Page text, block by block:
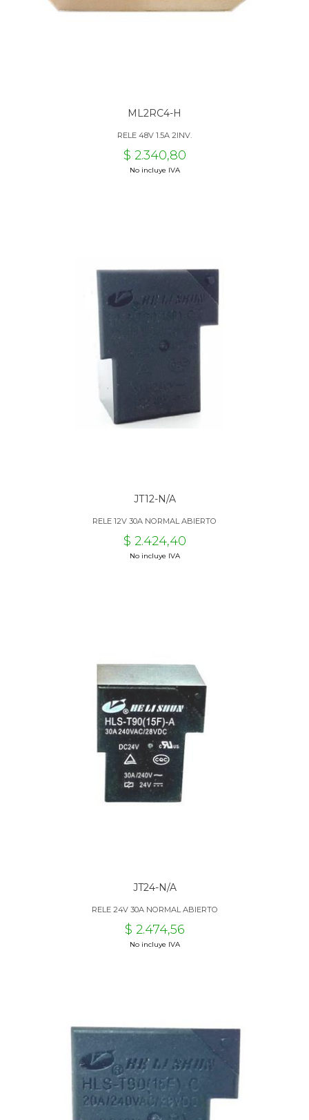
ML2RC4-H
RELE 48V 1.5A 2INV.
$ 2.340,80
No incluye IVA
JT12-N/A
RELE 12V 30A NORMAL ABIERTO
$ 2.424,40
No incluye IVA
JT24-N/A
RELE 24V 30A NORMAL ABIERTO
$ 2.474,56
No incluye IVA